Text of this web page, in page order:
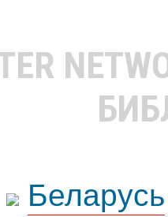
Беларусь